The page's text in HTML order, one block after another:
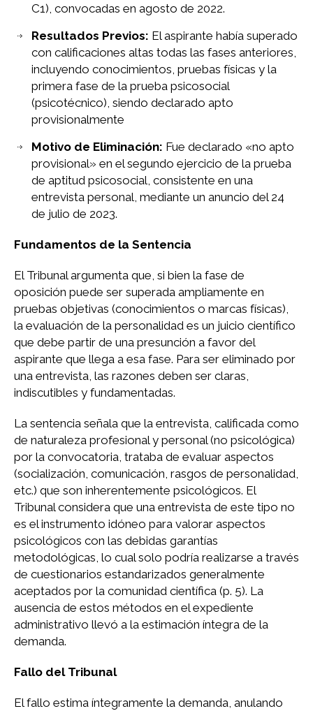
C1), convocadas en agosto de 2022.
Resultados Previos: El aspirante había superado
con calificaciones altas todas las fases anteriores,
incluyendo conocimientos, pruebas físicas y la
primera fase de la prueba psicosocial
(psicotécnico), siendo declarado apto
provisionalmente
Motivo de Eliminación: Fue declarado «no apto
provisional» en el segundo ejercicio de la prueba
de aptitud psicosocial, consistente en una
entrevista personal, mediante un anuncio del 24
de julio de 2023.
Fundamentos de la Sentencia
El Tribunal argumenta que, si bien la fase de
oposición puede ser superada ampliamente en
pruebas objetivas (conocimientos o marcas físicas),
la evaluación de la personalidad es un juicio científico
que debe partir de una presunción a favor del
aspirante que llega a esa fase. Para ser eliminado por
una entrevista, las razones deben ser claras,
indiscutibles y fundamentadas.
La sentencia señala que la entrevista, calificada como
de naturaleza profesional y personal (no psicológica)
por la convocatoria, trataba de evaluar aspectos
(socialización, comunicación, rasgos de personalidad,
etc.) que son inherentemente psicológicos. El
Tribunal considera que una entrevista de este tipo no
es el instrumento idóneo para valorar aspectos
psicológicos con las debidas garantías
metodológicas, lo cual solo podría realizarse a través
de cuestionarios estandarizados generalmente
aceptados por la comunidad científica (p. 5). La
ausencia de estos métodos en el expediente
administrativo llevó a la estimación íntegra de la
demanda.
Fallo del Tribunal
El fallo estima íntegramente la demanda, anulando